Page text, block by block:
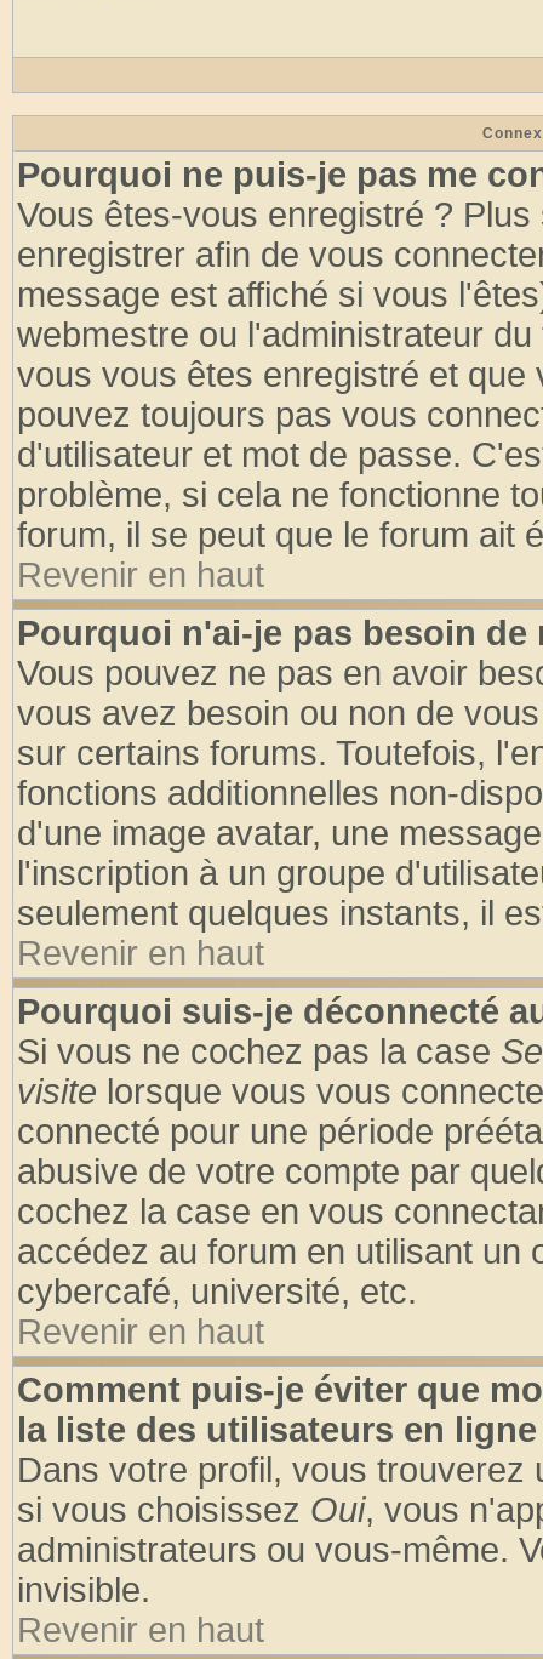
Pourquoi ne puis-je pas me
Vous êtes-vous enregistré ?
enregistrer afin de vous
message est affiché si vous
webmestre ou l'administrateur
vous vous êtes enregistré et
pouvez toujours pas vous
d'utilisateur et mot de passe.
problème, si cela ne fonctionne
forum, il se peut que le forum ait
Revenir en haut
Pourquoi n'ai-je pas besoin de
Vous pouvez ne pas en avoir
vous avez besoin ou non de
sur certains forums. Toutefois,
fonctions additionnelles non-
d'une image avatar, une
l'inscription à un groupe
seulement quelques instants, il
Revenir en haut
Pourquoi suis-je déconnecté
Si vous ne cochez pas la case
visite lorsque vous vous
connecté pour une période
abusive de votre compte par
cochez la case en vous
accédez au forum en utilisant un
cybercafé, université, etc.
Revenir en haut
Comment puis-je éviter que
la liste des utilisateurs en
Dans votre profil, vous trouverez
si vous choisissez Oui, vous
administrateurs ou vous-même.
invisible.
Revenir en haut